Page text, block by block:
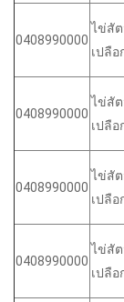
0408990000
ไข่สั
เปลือ
0408990000
ไข่สั
เปลือ
0408990000
ไข่สั
เปลือ
0408990000
ไข่สั
เปลือ